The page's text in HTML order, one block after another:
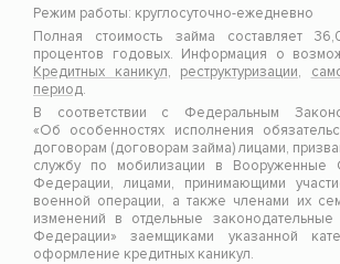
Режим работы: круглосуточно-ежедневно
Полная стоимость займа составляет
процентов годовых. Информация о
Кредитных каникул, реструктуризации,
период.
В соответствии с Федеральным
«Об особенностях исполнения
договорам (договорам займа) лицами,
службу по мобилизации в Вооруженные
Федерации, лицами, принимающими
военной операции, а также членами их
изменений в отдельные законодательные
Федерации» заемщиками указанной
оформление кредитных каникул.